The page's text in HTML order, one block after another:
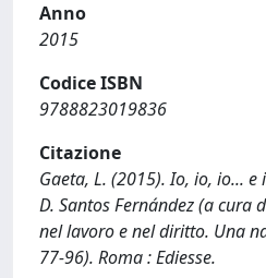
Anno
2015
Codice ISBN
9788823019836
Citazione
Gaeta, L. (2015). Io, io, io...
D. Santos Fernández (a cura
nel lavoro e nel diritto. Una
77-96). Roma : Ediesse.